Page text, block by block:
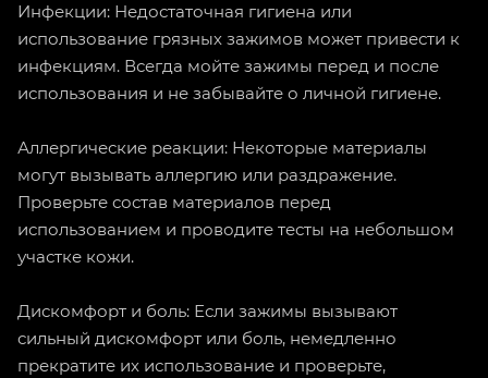
Инфекции: Недостаточная гигиена или
использование грязных зажимов может привести к
инфекциям. Всегда мойте зажимы перед и после
использования и не забывайте о личной гигиене.
Аллергические реакции: Некоторые материалы
могут вызывать аллергию или раздражение.
Проверьте состав материалов перед
использованием и проводите тесты на небольшом
участке кожи.
Дискомфорт и боль: Если зажимы вызывают
сильный дискомфорт или боль, немедленно
прекратите их использование и проверьте,